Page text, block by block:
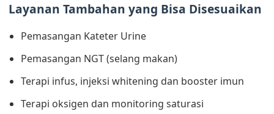
Layanan Tambahan yang Bisa Disesuaikan
Pemasangan Kateter Urine
Pemasangan NGT (selang makan)
Terapi infus, injeksi whitening dan booster imun
Terapi oksigen dan monitoring saturasi